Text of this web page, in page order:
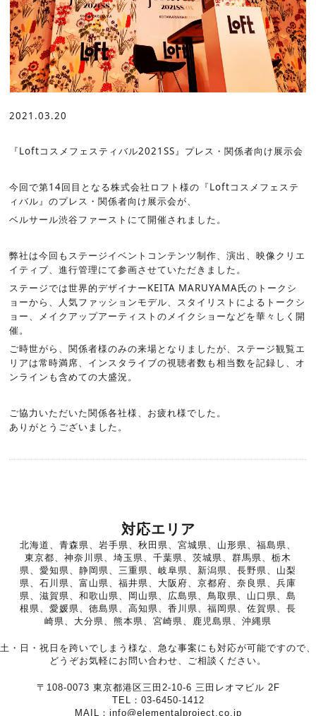
2021.03.20
『Loftコスメフェスティバル2021SS』プレス・関係者向け展示会
今回で第14回目となる株式会社ロフト様の『Loftコスメフェステ
ィバル』のプレス・関係者向け展示会が、
ベルサール渋谷ファーストにて開催されました。
弊社は今回も ステージイベントコンテンツ制作、演出、映像クリエ
イティブ、進行管理にて参画させていただきました。
ステージでは世界的デザイナーKEITA MARUYAMA氏のトークシ
ョーから、人気ファッションモデル、スタイリストによるトークシ
ョー、メイクアップアーティストのメイクショーなどを華々しく開
催。
ご時世がら、関係者様のみの来場となりましたが、ステージ観覧エ
リアは常時満席、インスタライブの視聴者数も相当数を記録し、オ
ンラインも含めての大盛況。
ご協力いただいた関係各社様、お疲れ様でした。
ありがとうございました。
対応エリア
北海道、青森県、岩手県、秋田県、宮城県、山形県、福島県、
東京都、神奈川県、埼玉県、千葉県、茨城県、群馬県、栃木
県、愛知県、静岡県、三重県、岐阜県、新潟県、長野県、山梨
県、石川県、富山県、福井県、大阪府、京都府、奈良県、兵庫
県、滋賀県、和歌山県、岡山県、広島県、鳥取県、山口県、島
根県、愛媛県、徳島県、高知県、香川県、福岡県、佐賀県、長
崎県、大分県、熊本県、宮崎県、鹿児島県、沖縄県
土・日・祝日を跨いでしまう様な、急な事案にも対応が可能ですので、
どうぞお気軽にお問い合わせ、ご相談ください。
〒108-0073 東京都港区三田2-10-6 三田レオマビル 2F
TEL：03-6450-1412
MAIL：info@elementalproject.co.jp